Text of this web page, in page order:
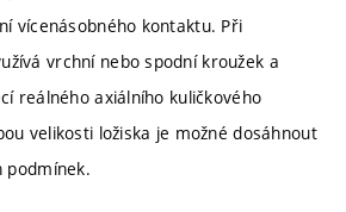
vícenásobného kontaktu. Při
vrchní nebo spodní kroužek a
reálného axiálního kuličkového
velikosti ložiska je možné dosáhnout
podmínek.